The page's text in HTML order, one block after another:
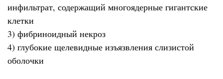
инфильтрат, содержащий многоядерные гигантские
клетки
3) фибриноидный некроз
4) глубокие щелевидные изъязвления слизистой
оболочки